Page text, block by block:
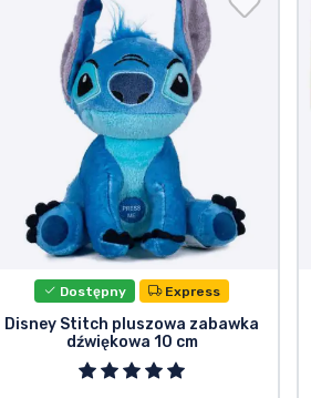
Dostępny Express
Disney Stitch pluszowa zabawka
dźwiękowa 10 cm